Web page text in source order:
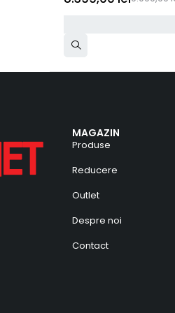
MAGAZIN
Produse
Reducere
Outlet
Despre noi
Contact